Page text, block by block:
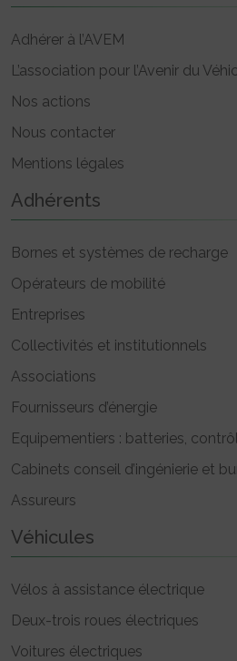
Adhérer à l’AVEM
L’association pour l’Avenir du
Nos actions
Nous contacter
Mentions légales
Adhérents
Bornes et systèmes de recharge
Opérateurs de mobilité
Entreprises
Collectivités et institutionnels
Associations
Fournisseurs d’énergie
Equipementiers : batteries,
Cabinets conseil d’ingénierie et
Assureurs
Véhicules
Vélos à assistance électrique
Deux-trois roues électriques
Voitures électriques